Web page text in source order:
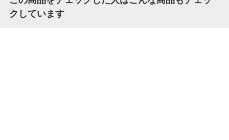
クしています